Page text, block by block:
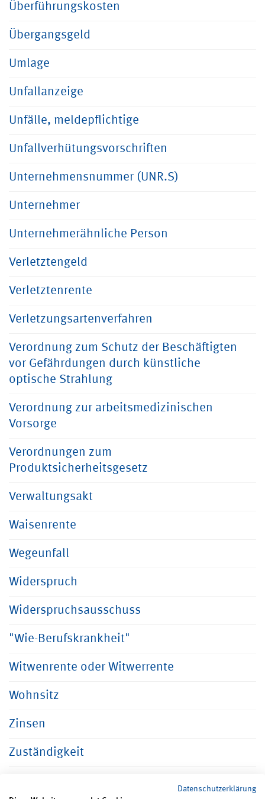
Überführungskosten
Übergangsgeld
Umlage
Unfallanzeige
Unfälle, meldepflichtige
Unfallverhütungsvorschriften
Unternehmensnummer (UNR.S)
Unternehmer
Unternehmerähnliche Person
Verletztengeld
Verletztenrente
Verletzungsartenverfahren
Verordnung zum Schutz der Beschäftigten
vor Gefährdungen durch künstliche
optische Strahlung
Verordnung zur arbeitsmedizinischen
Vorsorge
Verordnungen zum
Produktsicherheitsgesetz
Verwaltungsakt
Waisenrente
Wegeunfall
Widerspruch
Widerspruchsausschuss
"Wie-Berufskrankheit"
Witwenrente oder Witwerrente
Wohnsitz
Zinsen
Zuständigkeit
Datenschutzerklärung